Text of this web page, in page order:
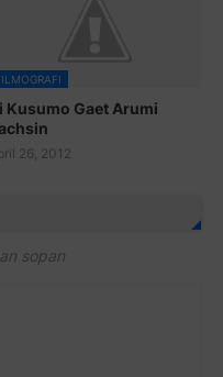
Kusumo Gaet Arumi
26, 2012
sopan